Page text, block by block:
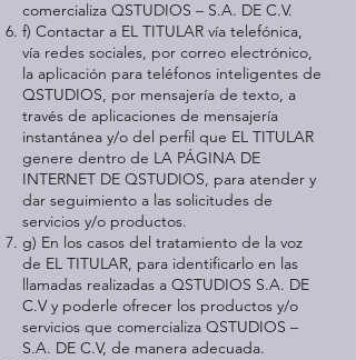
comercializa QSTUDIOS – S.A. DE C.V.
f) Contactar a EL TITULAR vía telefónica,
vía redes sociales, por correo electrónico,
la aplicación para teléfonos inteligentes de
QSTUDIOS, por mensajería de texto, a
través de aplicaciones de mensajería
instantánea y/o del perfil que EL TITULAR
genere dentro de LA PÁGINA DE
INTERNET DE QSTUDIOS, para atender y
dar seguimiento a las solicitudes de
servicios y/o productos.
g) En los casos del tratamiento de la voz
de EL TITULAR, para identificarlo en las
llamadas realizadas a QSTUDIOS S.A. DE
C.V y poderle ofrecer los productos y/o
servicios que comercializa QSTUDIOS –
S.A. DE C.V, de manera adecuada.